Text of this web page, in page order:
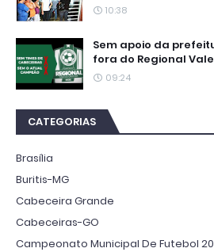
10:38
Sem apoio da
fora do Regional
09:24
CATEGORIAS
Brasília
Buritis-MG
Cabeceira Grande
Cabeceiras-GO
Campeonato Municipal De Futebol